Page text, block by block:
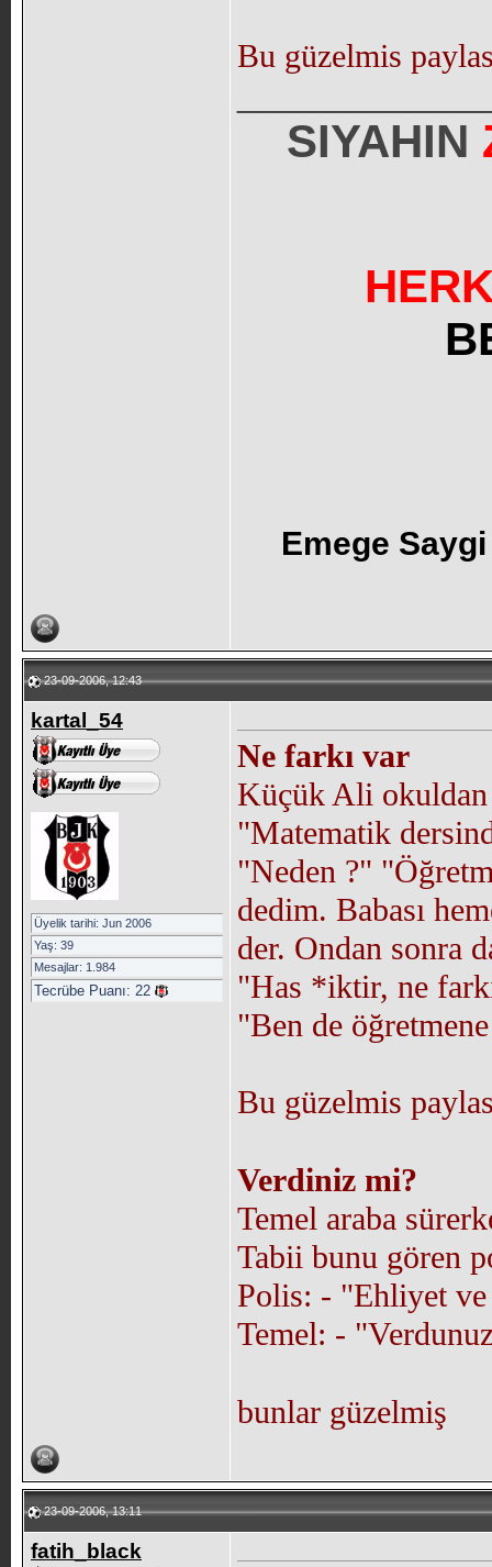
Bu güzelmis
SIYAHIN
Emege
23-09-2006, 12:43
kartal_54
Üyelik tarihi: Jun 2006
Yaş: 39
Mesajlar: 1.984
Tecrübe Puanı: 22
Ne farkı var
Küçük Ali
"Matematik
"Neden ?"
dedim. Babası
der. Ondan sonra
"Has *iktir, ne
"Ben de
Bu güzelmis
Verdiniz mi?
Temel araba
Tabii bunu gören
Polis: - "Ehliyet
Temel: -
bunlar güzelmiş
23-09-2006, 13:11
fatih_black